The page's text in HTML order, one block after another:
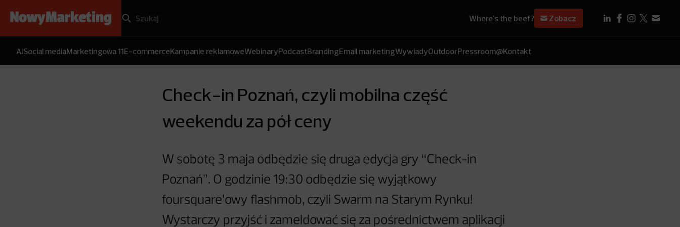
Where's the beef? Zobacz
AISocial mediaMarketingowa 11E-commerceKampanie reklamoweWebinaryPodcastBrandingEmail marketingWywiadyOutdoorPressroom@Kontakt
Check-in Poznań, czyli mobilna część
weekendu za pół ceny
W sobotę 3 maja odbędzie się druga edycja gry “Check-in
Poznań”. O godzinie 19:30 odbędzie się wyjątkowy
foursquare’owy flashmob, czyli Swarm na Starym Rynku!
Wystarczy przyjść i zameldować się za pośrednictwem aplikacji